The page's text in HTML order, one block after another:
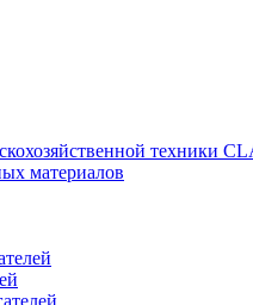
техники
материалов